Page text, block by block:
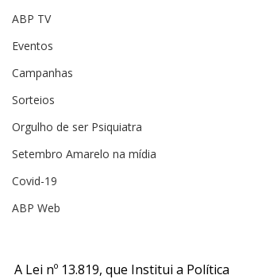
ABP TV
Eventos
Campanhas
Sorteios
Orgulho de ser Psiquiatra
Setembro Amarelo na mídia
Covid-19
ABP Web
A Lei nº 13.819, que Institui a Política